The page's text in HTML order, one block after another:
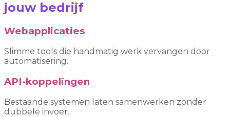
jouw bedrijf
Webapplicaties
Slimme tools die handmatig werk vervangen door
automatisering.
API-koppelingen
Bestaande systemen laten samenwerken zonder
dubbele invoer.